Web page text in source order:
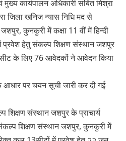
कार्यपालन अधिकारी संबित मिश्रा
जिला खनिज न्यास निधि मद से
कुनकुरी में कक्षा 11 वीं में हिन्दी
प्रवेश हेतु संकल्प शिक्षण संस्थान जशपुर
के लिए 76 आवेदकों ने आवेदन किया
पर चयन सूची जारी कर दी गई
शिक्षण संस्थान जशपुर के प्राचार्य
संकल्प शिक्षण संस्थान जशपुर, कुनकुरी में